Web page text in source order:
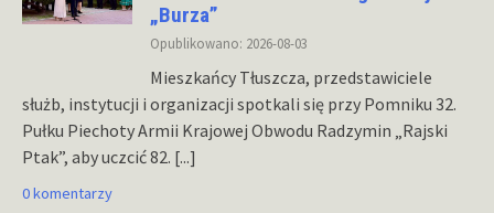
„Burza”
Opublikowano: 2026-08-03
Mieszkańcy Tłuszcza, przedstawiciele
służb, instytucji i organizacji spotkali się przy Pomniku 32.
Pułku Piechoty Armii Krajowej Obwodu Radzymin „Rajski
Ptak”, aby uczcić 82. [...]
0 komentarzy